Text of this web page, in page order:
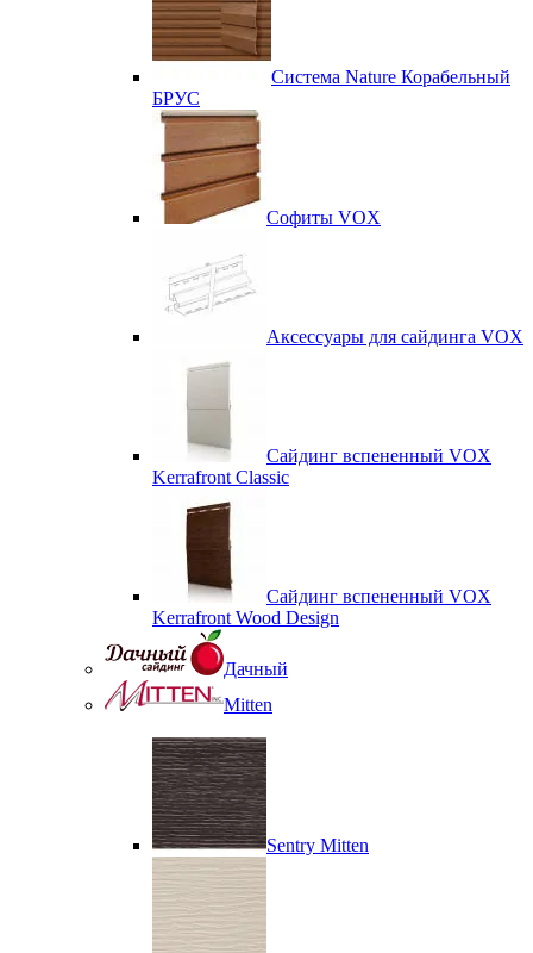
Система Nature Корабельный
БРУС
Софиты VOX
Аксессуары для сайдинга VOX
Сайдинг вспененный VOX
Kerrafront Classic
Сайдинг вспененный VOX
Kerrafront Wood Design
Дачный
Mitten
Sentry Mitten